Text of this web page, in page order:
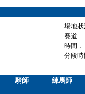
場地
賽道 :
時間 :
分段
騎師 練馬師